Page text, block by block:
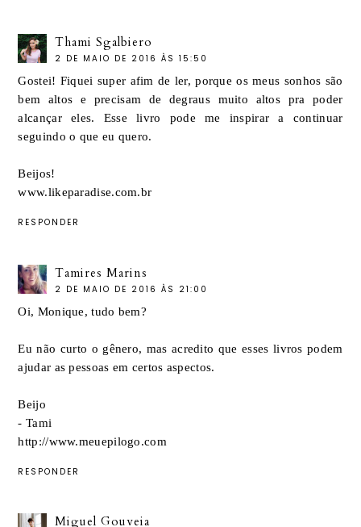
Thami Sgalbiero
2 DE MAIO DE 2016 ÀS 15:50
Gostei! Fiquei super afim de ler, porque os meus sonhos são
bem altos e precisam de degraus muito altos pra poder
alcançar eles. Esse livro pode me inspirar a continuar
seguindo o que eu quero.
Beijos!
www.likeparadise.com.br
RESPONDER
Tamires Marins
2 DE MAIO DE 2016 ÀS 21:00
Oi, Monique, tudo bem?
Eu não curto o gênero, mas acredito que esses livros podem
ajudar as pessoas em certos aspectos.
Beijo
- Tami
http://www.meuepilogo.com
RESPONDER
Miguel Gouveia